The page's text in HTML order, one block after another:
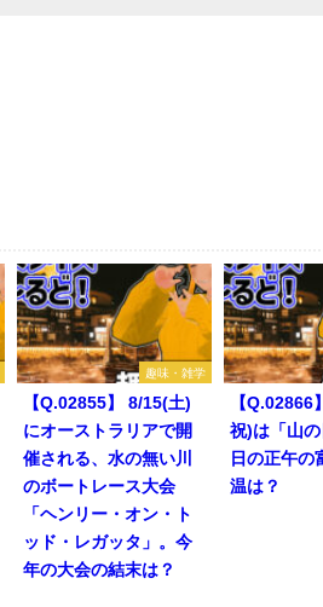
趣味・雑学
【Q.02855】 8/15(土)
にオーストラリアで開
催される、水の無い川
のボートレース大会
「ヘンリー・オン・ト
ッド・レガッタ」。今
年の大会の結末は？
【Q.02866
祝)は「山
日の正午の
温は？